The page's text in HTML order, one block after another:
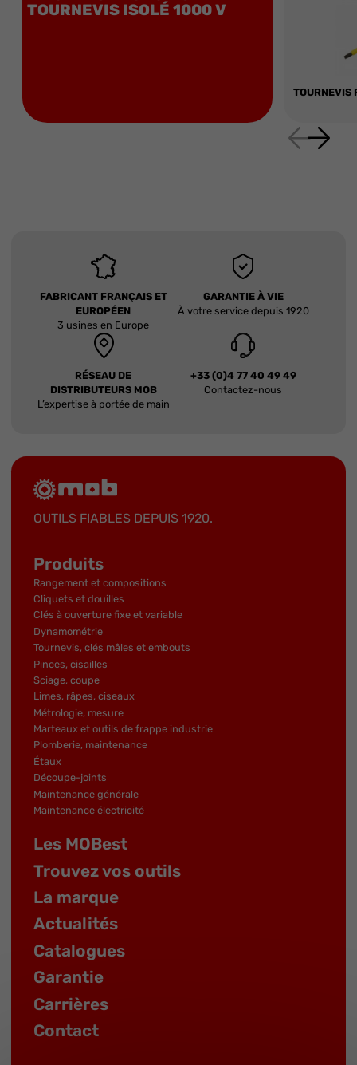
TOURNEVIS ISOLÉ 1000 V
TOURNEVIS
FABRICANT FRANÇAIS ET
EUROPÉEN
3 usines en Europe
GARANTIE À VIE
À votre service depuis 1920
RÉSEAU DE
DISTRIBUTEURS MOB
L’expertise à portée de main
+33 (0)4 77 40 49 49
Contactez-nous
OUTILS FIABLES DEPUIS 1920.
Produits
Rangement et compositions
Cliquets et douilles
Clés à ouverture fixe et variable
Dynamométrie
Tournevis, clés mâles et embouts
Pinces, cisailles
Sciage, coupe
Limes, râpes, ciseaux
Métrologie, mesure
Marteaux et outils de frappe industrie
Plomberie, maintenance
Étaux
Découpe-joints
Maintenance générale
Maintenance électricité
Les MOBest
Trouvez vos outils
La marque
Actualités
Catalogues
Garantie
Carrières
Contact